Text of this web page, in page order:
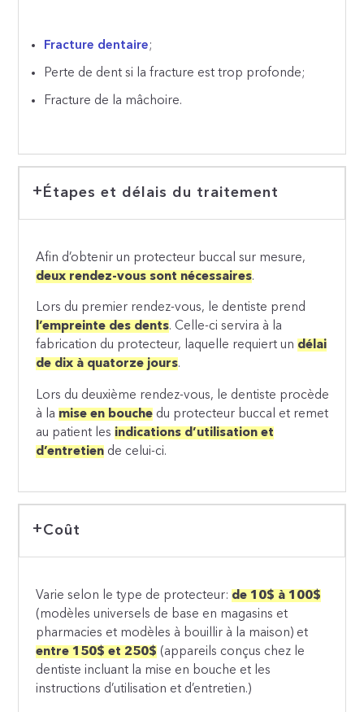
Fracture dentaire;
Perte de dent si la fracture est trop profonde;
Fracture de la mâchoire.
Étapes et délais du traitement
Afin d’obtenir un protecteur buccal sur mesure,
deux rendez-vous sont nécessaires.
Lors du premier rendez-vous, le dentiste prend
l’empreinte des dents. Celle-ci servira à la
fabrication du protecteur, laquelle requiert un délai
de dix à quatorze jours.
Lors du deuxième rendez-vous, le dentiste procède
à la mise en bouche du protecteur buccal et remet
au patient les indications d’utilisation et
d’entretien de celui-ci.
Coût
Varie selon le type de protecteur: de 10$ à 100$
(modèles universels de base en magasins et
pharmacies et modèles à bouillir à la maison) et
entre 150$ et 250$ (appareils conçus chez le
dentiste incluant la mise en bouche et les
instructions d’utilisation et d’entretien.)